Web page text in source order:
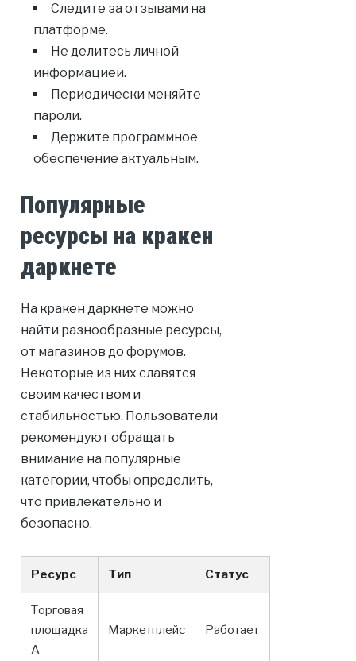
Следите за отзывами на
платформе.
Не делитесь личной
информацией.
Периодически меняйте
пароли.
Держите программное
обеспечение актуальным.
Популярные
ресурсы на кракен
даркнете
На кракен даркнете можно
найти разнообразные ресурсы,
от магазинов до форумов.
Некоторые из них славятся
своим качеством и
стабильностью. Пользователи
рекомендуют обращать
внимание на популярные
категории, чтобы определить,
что привлекательно и
безопасно.
Ресурс Тип Статус
Торговая
площадка
А
Маркетплейс Работает